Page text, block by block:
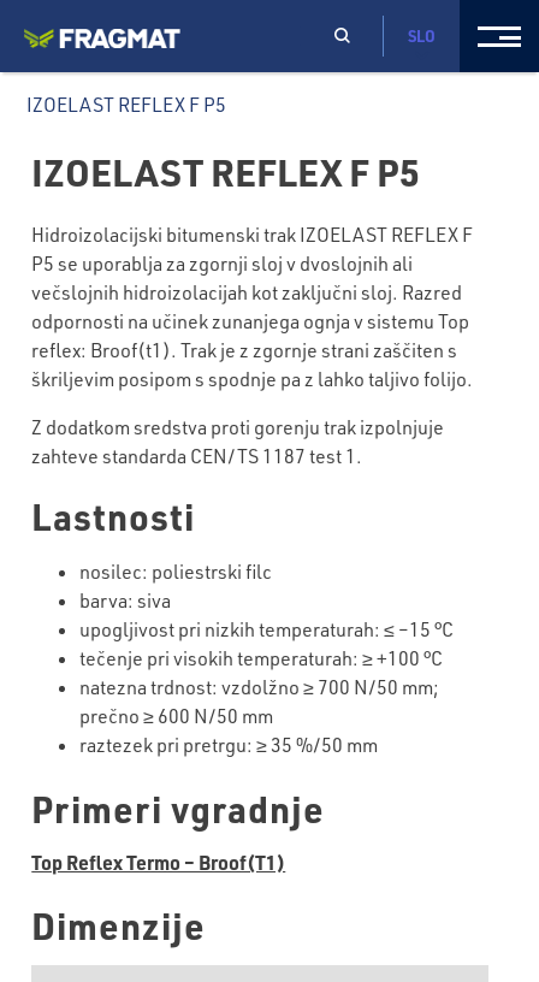
SLO
IZOELAST REFLEX F P5
IZOELAST REFLEX F P5
Hidroizolacijski bitumenski trak IZOELAST REFLEX F
P5 se uporablja za zgornji sloj v dvoslojnih ali
večslojnih hidroizolacijah kot zaključni sloj. Razred
odpornosti na učinek zunanjega ognja v sistemu Top
reflex: Broof(t1). Trak je z zgornje strani zaščiten s
škriljevim posipom s spodnje pa z lahko taljivo folijo.
Z dodatkom sredstva proti gorenju trak izpolnjuje
zahteve standarda CEN/TS 1187 test 1.
Lastnosti
nosilec: poliestrski filc
barva: siva
upogljivost pri nizkih temperaturah: ≤ –15 °C
tečenje pri visokih temperaturah: ≥ +100 °C
natezna trdnost: vzdolžno ≥ 700 N/50 mm;
prečno ≥ 600 N/50 mm
raztezek pri pretrgu: ≥ 35 %/50 mm
Primeri vgradnje
Top Reflex Termo – Broof(T1)
Dimenzije